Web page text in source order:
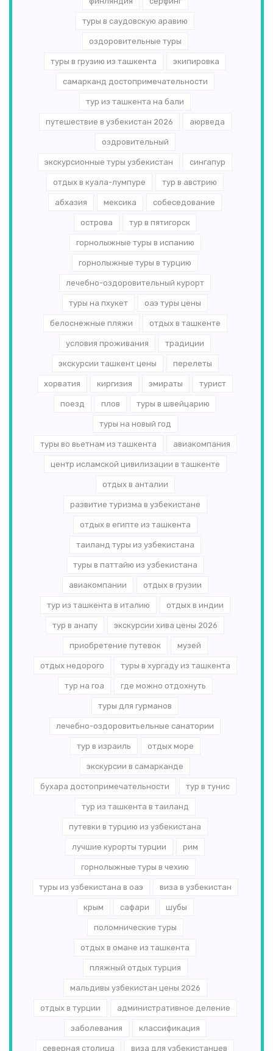
туры в саудовскую аравию
оздоровительные туры
туры в грузию из ташкента экипировка
самарканд достопримечательности
тур из ташкента на бали
путешествие в узбекистан 2026 аюрведа
оздровительный
экскурсионные туры узбекистан сингапур
отдых в куала-лумпуре тур в австрию
абхазия мексика собеседование
острова тур в пятигорск
горнолыжные туры в испанию
горнолыжные туры в турцию
лечебно-оздоровительный курорт
туры на пхукет оаэ туры цены
белоснежные пляжи отдых в ташкенте
условия проживания традиции
экскурсии ташкент цены перелеты
хорватия киргизия эмираты турист
поезд плов туры в швейцарию
туры на новый год
туры во вьетнам из ташкента авиакомпания
центр исламской цивилизации в ташкенте
отдых в анталии
развитие туризма в узбекистане
отдых в египте из ташкента
таиланд туры из узбекистана
туры в паттайю из узбекистана
авиакомпании отдых в грузии
тур из ташкента в италию отдых в индии
тур в анапу экскурсии хива цены 2026
приобретение путевок музей
отдых недорого туры в хургаду из ташкента
тур на гоа где можно отдохнуть
туры для гурманов
лечебно-оздоровитьельные санатории
тур в израиль отдых море
экскурсии в самарканде
бухара достопримечательности тур в тунис
тур из ташкента в таиланд
путевки в турцию из узбекистана
лучшие курорты турции рим
горнолыжные туры в чехию
туры из узбекистана в оаэ виза в узбекистан
крым сафари шубы
поломнические туры
отдых в омане из ташкента
пляжный отдых турция
мальдивы узбекистан цены 2026
отдых в турции административное деление
заболевания классификация
северная столица виза для узбекистанцев